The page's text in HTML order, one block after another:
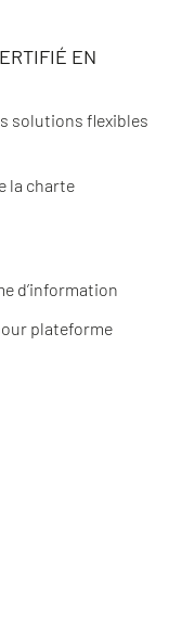
EN
solutions flexibles
la charte
d’information
plateforme